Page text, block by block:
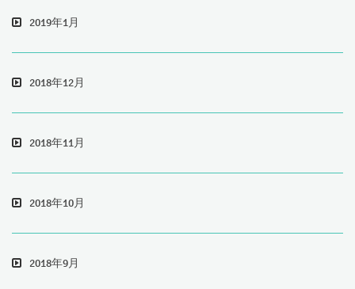
2019年1月
2018年12月
2018年11月
2018年10月
2018年9月